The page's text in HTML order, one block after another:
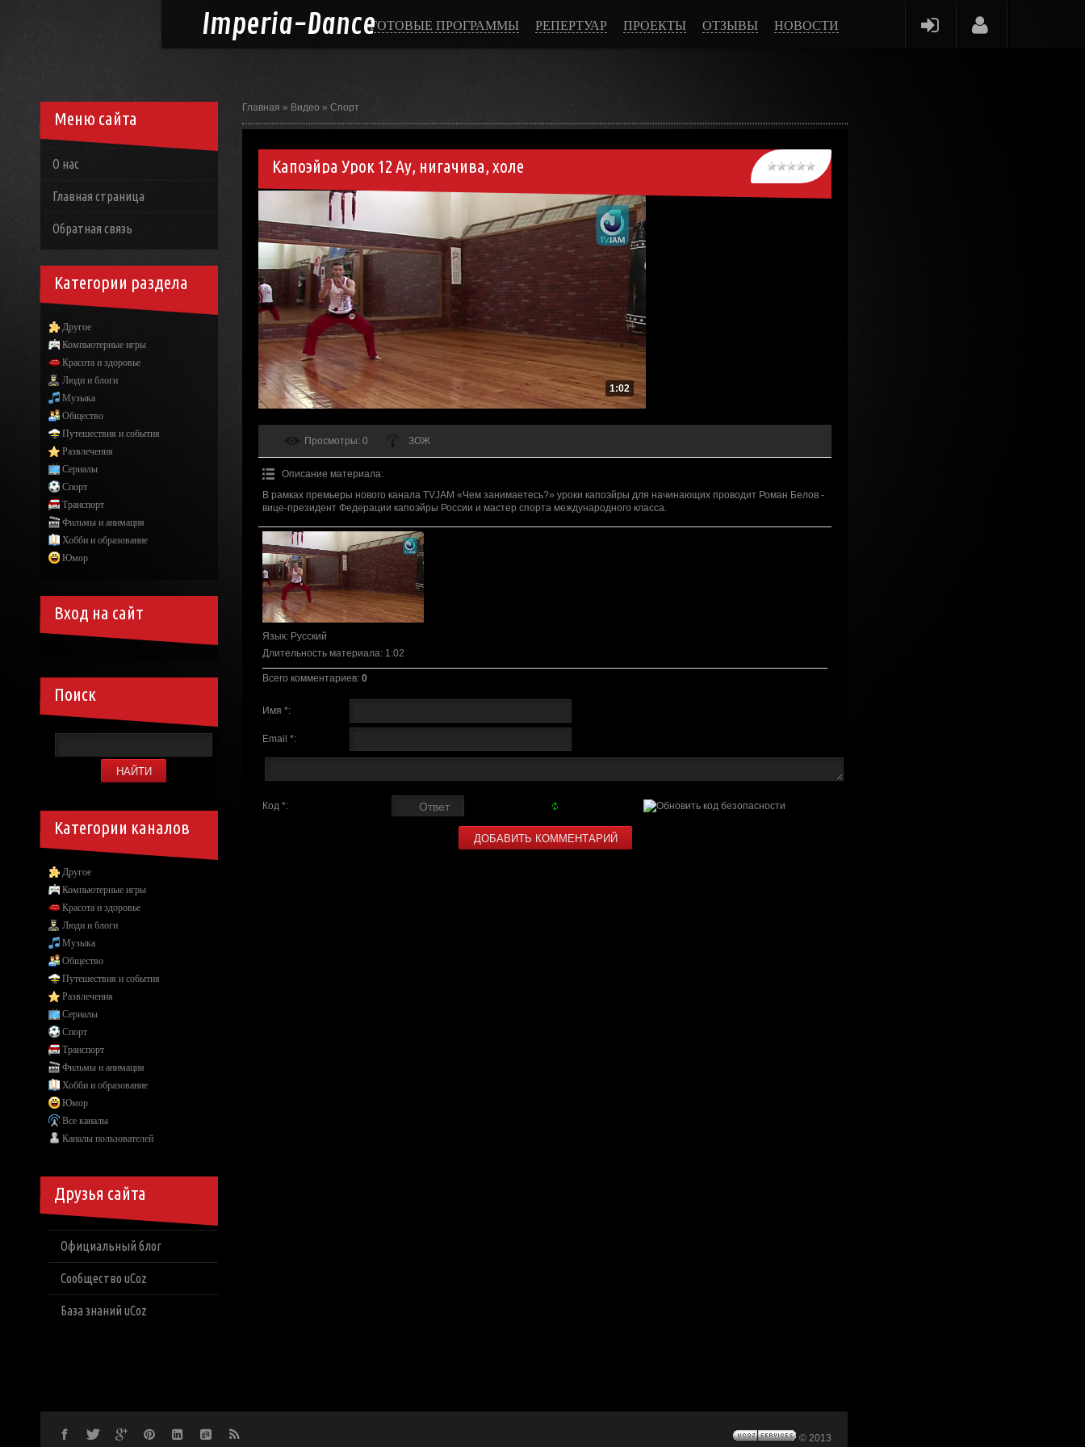
Imperia-DanceГОТОВЫЕ ПРОГРАММЫ РЕПЕРТУАР ПРОЕКТЫ ОТЗЫВЫ НОВОСТИ
Главная » Видео » Спорт
Капоэйра Урок 12 Ау, нигачива, холе
1:02
Просмотры: 0 ЗОЖ
Описание материала:
В рамках премьеры нового канала TVJAM «Чем занимаетесь?» уроки капоэйры для начинающих проводит Роман Белов -
вице-президент Федерации капоэйры России и мастер спорта международного класса.
Язык: Русский
Длительность материала: 1:02
Всего комментариев: 0
Имя *:
Email *:
Код *:
Меню сайта
О нас
Главная страница
Обратная связь
Категории раздела
Другое
Компьютерные игры
Красота и здоровье
Люди и блоги
Музыка
Общество
Путешествия и события
Развлечения
Сериалы
Спорт
Транспорт
Фильмы и анимация
Хобби и образование
Юмор
Вход на сайт
Поиск
Категории каналов
Другое
Компьютерные игры
Красота и здоровье
Люди и блоги
Музыка
Общество
Путешествия и события
Развлечения
Сериалы
Спорт
Транспорт
Фильмы и анимация
Хобби и образование
Юмор
Все каналы
Каналы пользователей
Друзья сайта
Официальный блог
Сообщество uCoz
База знаний uCoz
© 2013